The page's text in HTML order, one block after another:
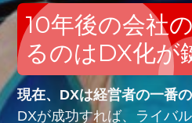
10年後の会社
るのはDX化が
現在、DXは経営者の一番
DXが成功すれば、ライバ